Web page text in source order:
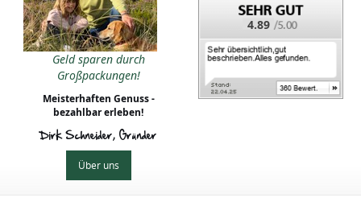
Geld sparen durch
Großpackungen!
Meisterhaften Genuss -
bezahlbar erleben!
Dirk Schneider, Gründer
Über uns
4.89